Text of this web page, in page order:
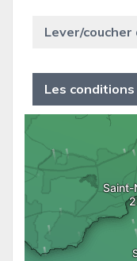
Lever/coucher
Les